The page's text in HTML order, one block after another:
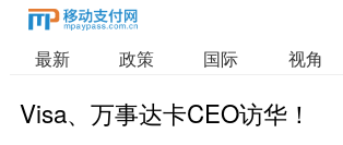
最新 政策 国际 视角
Visa、万事达卡CEO访华！